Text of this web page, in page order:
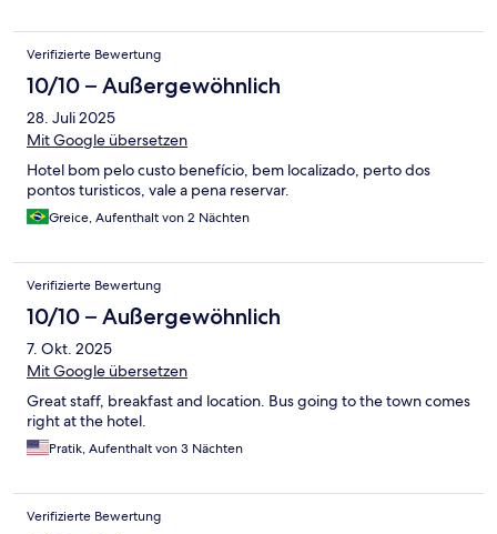
Verifizierte Bewertung
10/10 – Außergewöhnlich
28. Juli 2025
Mit Google übersetzen
Hotel bom pelo custo benefício, bem localizado, perto dos
pontos turisticos, vale a pena reservar.
Greice, Aufenthalt von 2 Nächten
Verifizierte Bewertung
10/10 – Außergewöhnlich
7. Okt. 2025
Mit Google übersetzen
Great staff, breakfast and location. Bus going to the town comes
right at the hotel.
Pratik, Aufenthalt von 3 Nächten
Verifizierte Bewertung